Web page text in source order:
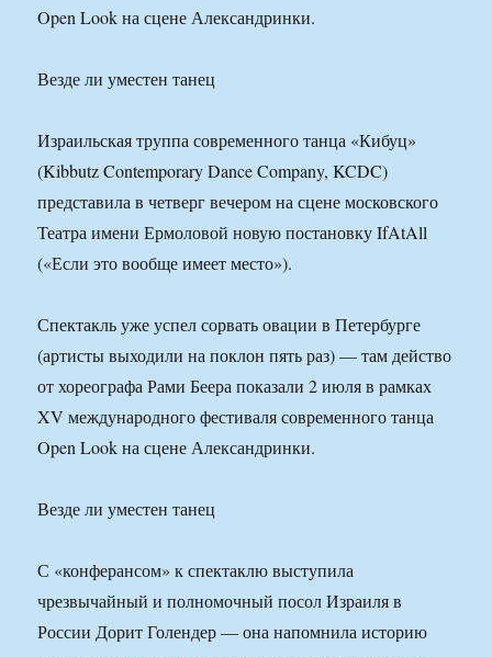
Open Look на сцене Александринки.
Везде ли уместен танец
Израильская труппа современного танца «Кибуц»
(Kibbutz Contemporary Dance Company, KCDC)
представила в четверг вечером на сцене московского
Театра имени Ермоловой новую постановку IfAtAll
(«Если это вообще имеет место»).
Спектакль уже успел сорвать овации в Петербурге
(артисты выходили на поклон пять раз) — там действо
от хореографа Рами Беера показали 2 июля в рамках
XV международного фестиваля современного танца
Open Look на сцене Александринки.
Везде ли уместен танец
С «конферансом» к спектаклю выступила
чрезвычайный и полномочный посол Израиля в
России Дорит Голендер — она напомнила историю